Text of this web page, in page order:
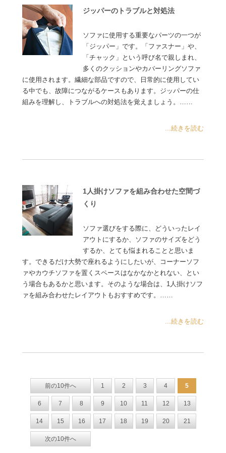
ジッパーのトラブルと対処法
ソファに使用する重要なパーツの一つが
「ジッパー」です。「ファスナー」や、
「チャック」という呼び名で親しまれ、
多くのクッションやカバーリングソファ
に使用されます。繊細な部品ですので、日常的に使用してい
る中でも、故障につながるケースもあります。ジッパーの仕
組みを理解し、トラブルへの対処法を覚えましょう。……
...続きを読む
1人掛けソファを組み合わせた空間づ
くり
ソファ選びをする際に、どういったレイ
アウトにするか、ソファのサイズをどう
するか、とても悩まれることと思いま
す。できるだけ大勢で座れるようにしたいが、コーナーソフ
ァやカウチソファを置くスペースはなかなかとれない、とい
う場合もあるかと思います。そのような場合は、1人掛けソフ
ァを組み合わせたレイアウトもおすすめです。……
...続きを読む
前の10件へ 1 2 3 4 5
6 7 8 9 10 11 12 13
14 15 16 17 18 19 20 21
次の10件へ